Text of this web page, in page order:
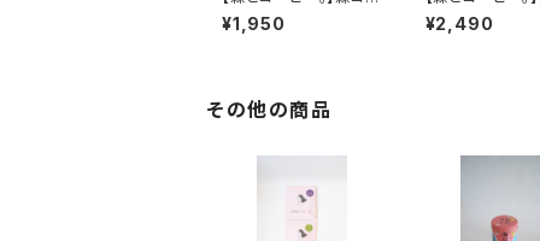
ラ（瓶詰め/290ml)
¥1,950
琲。（瓶詰め/
¥2,490
その他の商品